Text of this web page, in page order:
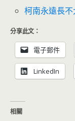
柯南永遠長
分享此文：
電子郵件
LinkedIn
相關